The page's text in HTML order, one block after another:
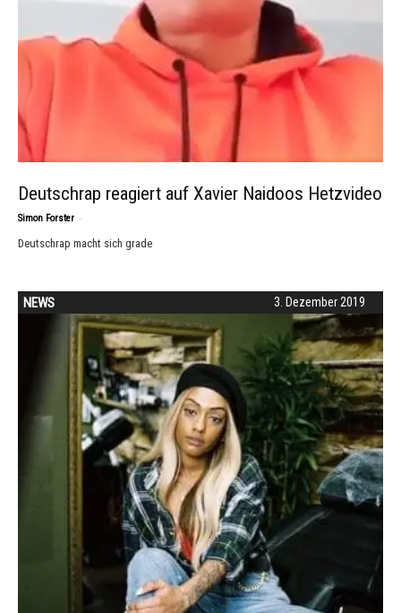
Deutschrap reagiert auf Xavier Naidoos Hetzvideo
Simon Forster -
Deutschrap macht sich grade
3. Dezember 2019
NEWS